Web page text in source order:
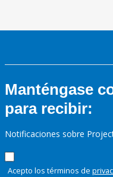
Manténgase
para recibir:
Notificaciones sobre
Acepto los términos de